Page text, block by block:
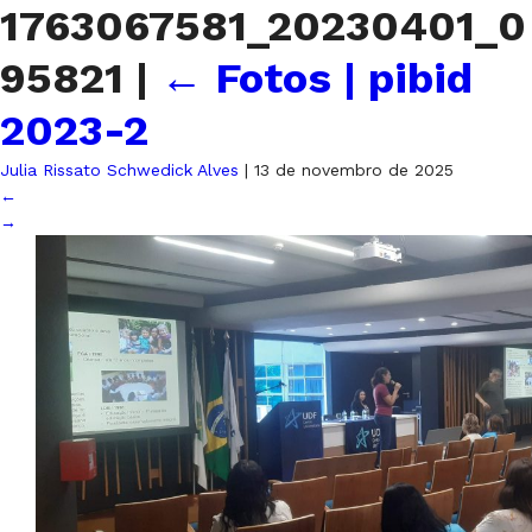
1763067581_20230401_0
95821 | ← Fotos | pibid
2023-2
Julia Rissato Schwedick Alves | 13 de novembro de 2025
←
→